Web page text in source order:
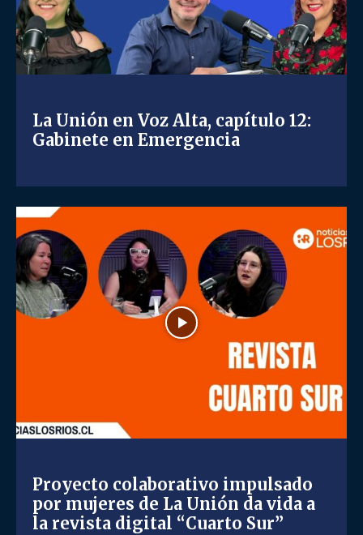
La Unión en Voz Alta, capítulo 12:
Gabinete en Emergencia
Proyecto colaborativo impulsado
por mujeres de La Unión da vida a
la revista digital “Cuarto Sur”